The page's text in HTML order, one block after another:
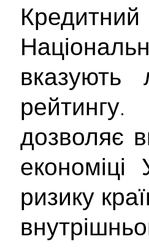
вказують
дозволяє
ризику